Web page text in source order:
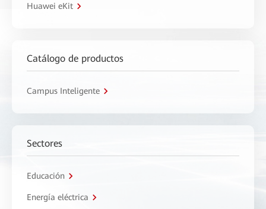
Huawei eKit
Catálogo de productos
Campus Inteligente
Sectores
Educación
Energía eléctrica